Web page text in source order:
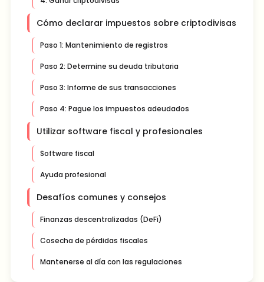
Cómo declarar impuestos sobre criptodivisas
Paso 1: Mantenimiento de registros
Paso 2: Determine su deuda tributaria
Paso 3: Informe de sus transacciones
Paso 4: Pague los impuestos adeudados
Utilizar software fiscal y profesionales
Software fiscal
Ayuda profesional
Desafíos comunes y consejos
Finanzas descentralizadas (DeFi)
Cosecha de pérdidas fiscales
Mantenerse al día con las regulaciones